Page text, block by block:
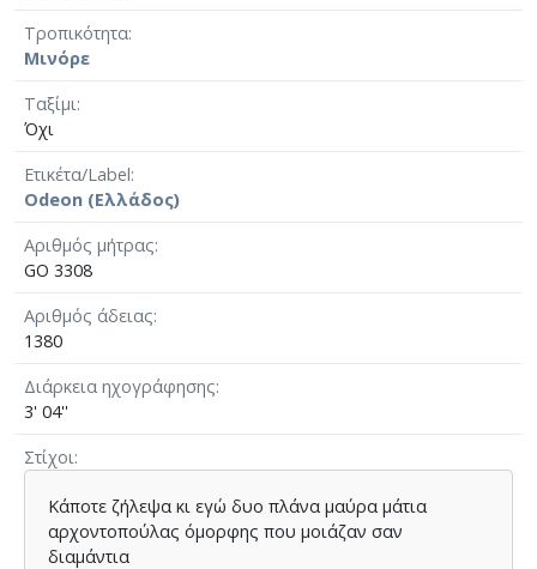
Τροπικότητα
Μινόρε
Ταξίμι
Όχι
Ετικέτα/Label
Odeon (Ελλάδος)
Αριθμός μήτρας
GO 3308
Αριθμός άδειας
1380
Διάρκεια ηχογράφησης
3' 04''
Στίχοι
Κάποτε ζήλεψα κι εγώ δυο πλάνα µαύρα µάτια
αρχοντοπούλας όµορφης που µοιάζαν σαν
διαµάντια